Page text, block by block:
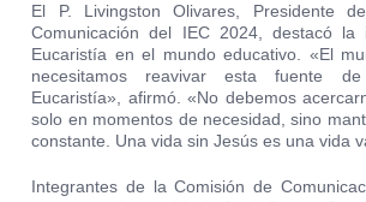
El P. Livingston Olivares, Presidente
Comunicación del IEC 2024, destacó la
Eucaristía en el mundo educativo. «El
necesitamos reavivar esta fuente
Eucaristía», afirmó. «No debemos
solo en momentos de necesidad, sino
constante. Una vida sin Jesús es una vida
Integrantes de la Comisión de